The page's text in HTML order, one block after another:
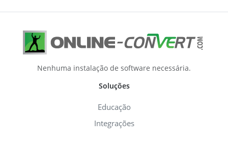
Nenhuma instalação de software necessária.
Soluções
Educação
Integrações